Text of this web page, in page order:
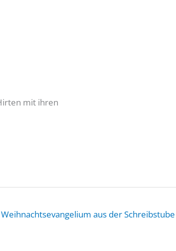
mit ihren
aus der Schreibstube